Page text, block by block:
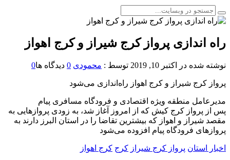
️راه اندازی پرواز کرج شیراز و کرج اهواز
نوشته شده در اکتبر 10, 2019 توسط : محمودی 0 دیدگاه ها0
️پرواز کرج شیراز و کرج اهواز راه‌اندازی می‎‌شود
مدیرعامل منطقه ویژه اقتصادی و فرودگاه مسافری پیام
پس از پرواز کرج کیش که از امروز آغاز شد، به زودی پروازهایی به
مقصد شیراز و اهواز که بیشترین تقاضا را در استان البرز دارند به
پروازهای فرودگاه پیام افزوده می‌شود
اخبار استان پرواز کرج شیراز کرج کرج اهواز